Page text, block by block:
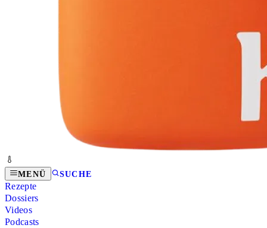
MENÜ SUCHE
Rezepte
Dossiers
Videos
Podcasts